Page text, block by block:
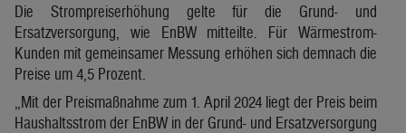
Die Strompreiserhöhung gelte für die Grund- und
Ersatzversorgung, wie EnBW mitteilte. Für Wärmestrom-
Kunden mit gemeinsamer Messung erhöhen sich demnach die
Preise um 4,5 Prozent.
„Mit der Preismaßnahme zum 1. April 2024 liegt der Preis beim
Haushaltsstrom der EnBW in der Grund- und Ersatzversorgung